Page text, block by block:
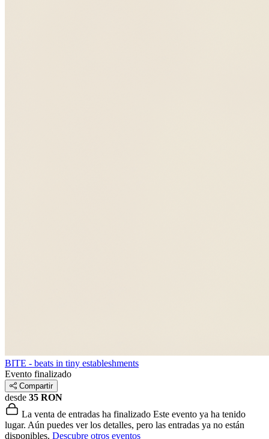
BITE - beats in tiny estableshments
Evento finalizado
Compartir
desde 35 RON
La venta de entradas ha finalizado Este evento ya ha tenido
lugar. Aún puedes ver los detalles, pero las entradas ya no están
disponibles. Descubre otros eventos